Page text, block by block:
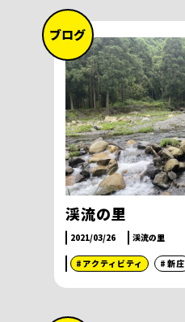
ブログ
渓流の里
2021/03/26 渓流の里
#アクティビティ #新庄